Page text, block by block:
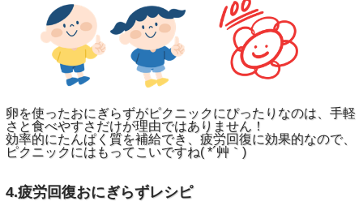
卵を使ったおにぎらずがピクニックにぴったりなのは、手軽
さと食べやすさだけが理由ではありません！
効率的にたんぱく質を補給でき、疲労回復に効果的なので、
ピクニックにはもってこいですね( *´艸｀)
4.疲労回復おにぎらずレシピ